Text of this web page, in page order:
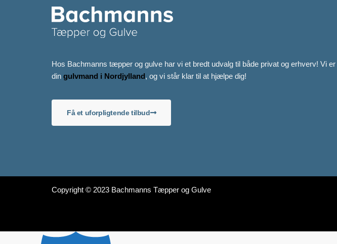
Hos Bachmanns tæpper og gulve har vi et bredt udvalg til både privat og erhverv! Vi er
din gulvmand i Nordjylland, og vi står klar til at hjælpe dig!
Få et uforpligtende tilbud
Copyright © 2023 Bachmanns Tæpper og Gulve